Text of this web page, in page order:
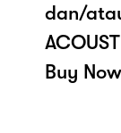
dan/
Buy